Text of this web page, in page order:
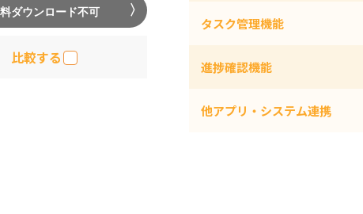
ダウンロード不可
比較する
タスク管理機能
進捗確認機能
他アプリ・システム連携